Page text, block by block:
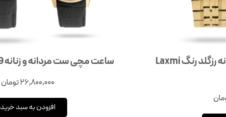
ساعت مچی ست مردانه و زنانه رزگلد رنگ Laxmi
ساعت مچی ست مردانه و زنانه Laxmi 8546-19
26,800,000تومان
افزودن به سبد خرید